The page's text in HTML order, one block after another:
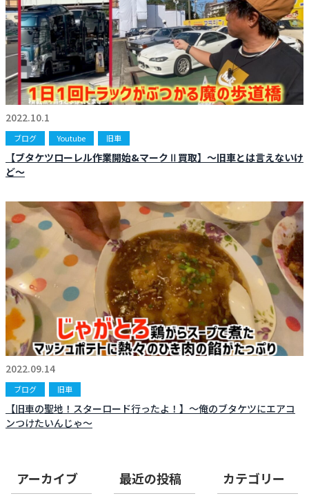
2022.10.1
ブログ Youtube 旧車
【ブタケツローレル作業開始&マークⅡ買取】〜旧車とは言えないけ
ど〜
2022.09.14
ブログ 旧車
【旧車の聖地！スターロード行ったよ！】〜俺のブタケツにエアコ
ンつけたいんじゃ〜
アーカイブ 最近の投稿 カテゴリー